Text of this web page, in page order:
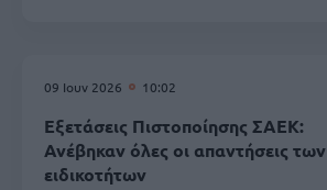
09 Ιουν 2026 10:02
Εξετάσεις Πιστοποίησης ΣΑΕΚ:
Ανέβηκαν όλες οι απαντήσεις των
ειδικοτήτων